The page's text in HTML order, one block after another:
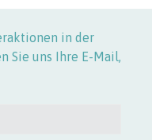
in der
Sie uns Ihre E-Mail,